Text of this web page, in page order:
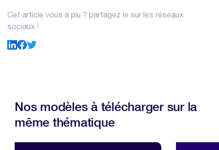
Cet article vous a plu ? partagez le sur les réseaux
sociaux !
Nos modèles à télécharger sur la
même thématique